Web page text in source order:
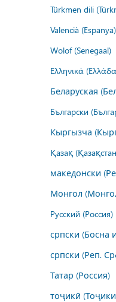
Türkmen dili
Valencià (Espanya)
Wolof (Senegaal)
Ελληνικά
Беларуская
Български
Кыргызча
Қазақ
македонски
Монгол
Русский (Россия)
српски (Босна
српски (Реп.
Татар (Россия)
тоҷикӣ